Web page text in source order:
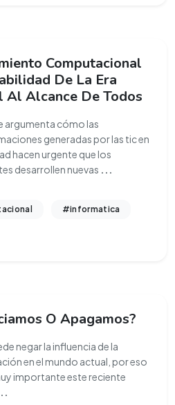
Computacional
De La Era
Al Alcance De Todos
argumenta cómo las
generadas por las tic en
hacen urgente que los
desarrollen nuevas ...
#informatica
O Apagamos?
negar la influencia de la
en el mundo actual, por eso
importante este reciente